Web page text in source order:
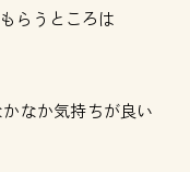
らうところは
なか気持ちが良い